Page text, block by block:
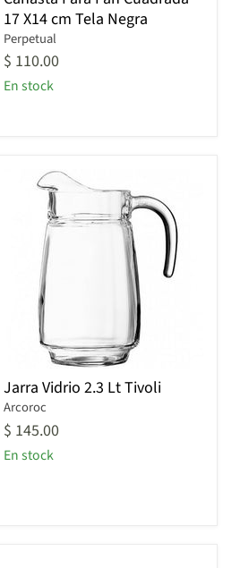
Para
Pan
Cuadrada
17
X14
cm
17 X14 cm Tela Negra
Perpetual
$ 110.00
En stock
Jarra
Vidrio
2.3
Lt
Tivoli
Jarra Vidrio 2.3 Lt Tivoli
Arcoroc
$ 145.00
En stock